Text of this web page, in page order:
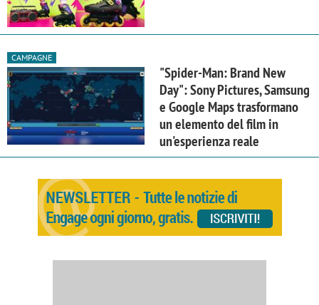
CAMPAGNE
"Spider-Man: Brand New
Day": Sony Pictures, Samsung
e Google Maps trasformano
un elemento del film in
un'esperienza reale